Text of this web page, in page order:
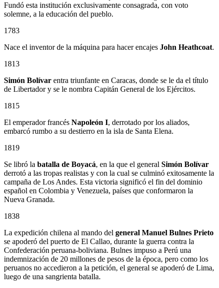
Fundó esta institución exclusivamente consagrada, con voto
solemne, a la educación del pueblo.
1783
Nace el inventor de la máquina para hacer encajes John Heathcoat.
1813
Simón Bolívar entra triunfante en Caracas, donde se le da el título
de Libertador y se le nombra Capitán General de los Ejércitos.
1815
El emperador francés Napoleón I, derrotado por los aliados,
embarcó rumbo a su destierro en la isla de Santa Elena.
1819
Se libró la batalla de Boyacá, en la que el general Simón Bolívar
derrotó a las tropas realistas y con la cual se culminó exitosamente la
campaña de Los Andes. Esta victoria significó el fin del dominio
español en Colombia y Venezuela, países que conformaron la
Nueva Granada.
1838
La expedición chilena al mando del general Manuel Bulnes Prieto
se apoderó del puerto de El Callao, durante la guerra contra la
Confederación peruana-boliviana. Bulnes impuso a Perú una
indemnización de 20 millones de pesos de la época, pero como los
peruanos no accedieron a la petición, el general se apoderó de Lima,
luego de una sangrienta batalla.